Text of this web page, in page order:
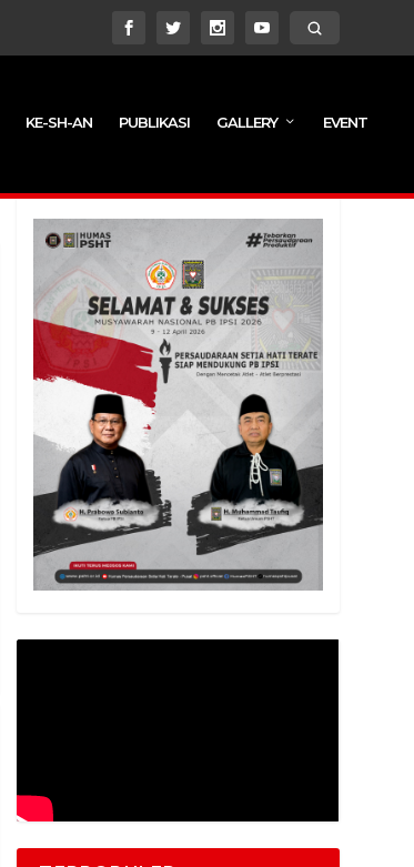
KE-SH-AN PUBLIKASI GALLERY EVENT